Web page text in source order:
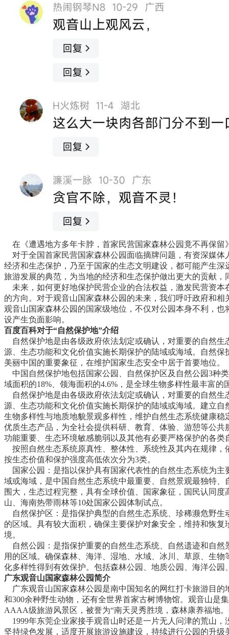
在《遭遇地方多年卡脖，首家民营国家森林公园竟不再保留
对于全国首家民营国家森林公园面临摘牌问题，有资深媒
经济和生态保护，乃至于国家的生态文明建设，都可能产生
旅游发展的典范，为当地的经济和生态保护做出更大的贡献
未来，如何更好地保护民营企业的合法权益，激发民营资
的方向。对于观音山国家森林公园的未来，我们呼吁政府和
观音山国家森林公园的国家级地位，不仅对公园本身不利，
设产生负面影响。
百度百科对于“自然保护地”介绍
自然保护地是由各级政府依法划定或确认，对重要的自然生
源、生态功能和文化价值实施长期保护的陆域或海域。自然
美丽中国的重要象征，在维护国家生态安全中居于首要地位。
中国自然保护地包括国家公园、自然保护区及自然公园3种
域面积的18%、领海面积的4.6%，是全球生物多样性最丰富的
自然保护地是由各级政府依法划定或确认，对重要的自然生
源、生态功能和文化价值实施长期保护的陆域或海域。建立
生物多样性与地质地貌景观多样性，维护自然生态系统健康
优质生态产品，为全社会提供科研、教育、体验、游憩等公
功能重要、生态环境敏感脆弱以及其他有必要严格保护的各
按照自然生态系统原真性、整体性、系统性及其内在规律
按生态价值和保护强度高低依次分为3类。
国家公园：是指以保护具有国家代表性的自然生态系统为
域或海域，是中国自然生态系统中最重要、自然景观最独特
围大，生态过程完整，具有全球价值、国家象征，国民认同
山、海南热带雨林等10处国家公园体制试点。
自然保护区：是指保护典型的自然生态系统、珍稀濒危野
的区域。具有较大面积，确保主要保护对象安全，维持和恢
境。
自然公园：是指保护重要的自然生态系统、自然遗迹和自
用的区域。确保森林、海洋、湿地、水域、冰川、草原、生
化多样性得到有效保护。包括森林公园、地质公园、海洋公
广东观音山国家森林公园简介
广东观音山国家森林公园是南中国知名的网红打卡旅游目的
和300余种野生动物，还有全世界首家古树博物馆。观音山是
AAAA级旅游风景区，被誉为“南天灵秀胜境，森林康养福地
1999年东莞企业家接手观音山时还是一片无人问津的荒山
坚持绿色发展，适度开展旅游设施建设，持续进行公园的升